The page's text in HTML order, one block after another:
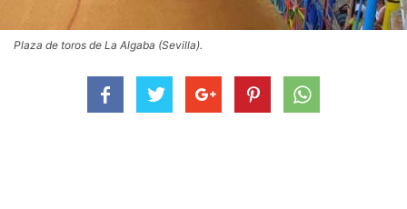
Plaza de toros de La Algaba (Sevilla).